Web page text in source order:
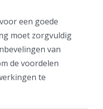
een goede
moet zorgvuldig
van
de voordelen
te